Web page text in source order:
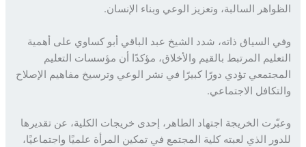
السالبة، وتعزيز الوعي وبناء الإنسان.
السياق ذاته، شدد الشيخ عبد الباقي أبو كساوي على أهمية
المرتبط بالقيم والأخلاق، مؤكدًا أن مؤسسات التعليم
تؤدي دورًا كبيرًا في نشر الوعي وترسيخ مفاهيم الإصلاح
الاجتماعي.
الخريجة اجتهاد الطاهر، إحدى خريجات الكلية، عن تقديرها
الذي لعبته كلية المجتمع في تمكين المرأة علميًا واجتماعيًا،